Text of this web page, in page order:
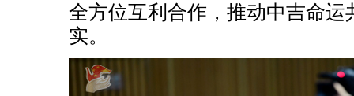
全方位互利合作，推动中吉命运
实。